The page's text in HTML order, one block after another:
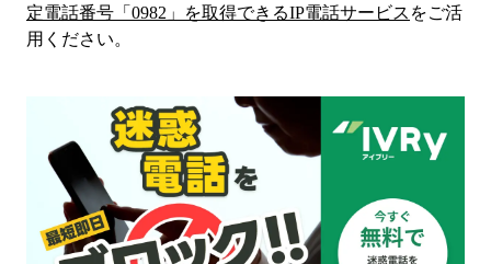
定電話番号「 0982 」を取得できるIP電話サービス をご活
用ください。